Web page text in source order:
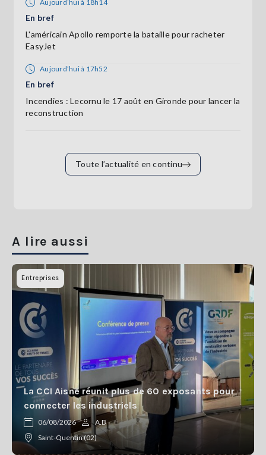
Aujourd’hui à 18h14
En bref
L'américain Apollo remporte la bataille pour racheter
EasyJet
Aujourd’hui à 17h52
En bref
Incendies : Lecornu le 17 août en Gironde pour lancer la
reconstruction
Toute l’actualité en continu
A lire aussi
Entreprises
La CCI Aisne réunit plus de 60 exposants pour
connecter les industriels
06/08/2026
A.B
Saint-Quentin (02)